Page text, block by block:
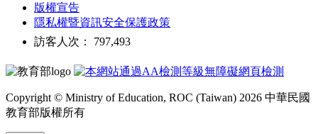
版權宣告
隱私權暨資訊安全保護政策
訪客人次： 797,493
Copyright © Ministry of Education, ROC (Taiwan) 2026 中華民國
教育部版權所有